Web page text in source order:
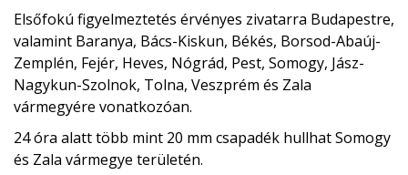
Elsőfokú figyelmeztetés érvényes zivatarra Budapestre,
valamint Baranya, Bács-Kiskun, Békés, Borsod-Abaúj-
Zemplén, Fejér, Heves, Nógrád, Pest, Somogy, Jász-
Nagykun-Szolnok, Tolna, Veszprém és Zala
vármegyére vonatkozóan.
24 óra alatt több mint 20 mm csapadék hullhat Somogy
és Zala vármegye területén.